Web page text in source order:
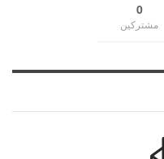
0
مشتركين